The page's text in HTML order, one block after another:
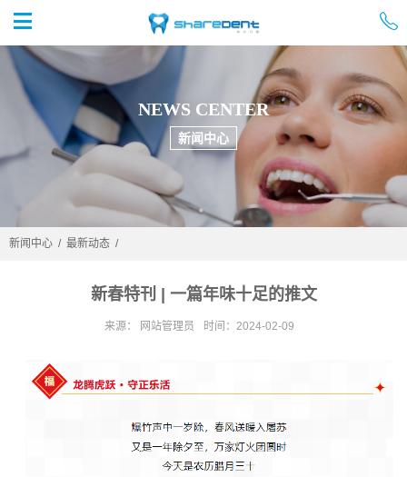
 
NEWS CENTER
新闻中心
新闻中心 / 最新动态 /
新春特刊 | 一篇年味十足的推文
来源： 网站管理员 时间：2024-02-09